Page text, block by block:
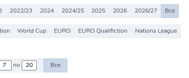
2022/23 2024 2024/25 2025 2026 2026/27 Все
World Cup EURO EURO Qualifiction
Nations League
по Все